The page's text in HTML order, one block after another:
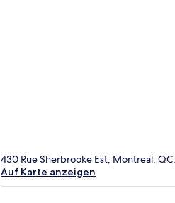
430 Rue Sherbrooke Est, Montreal,
Auf Karte anzeigen